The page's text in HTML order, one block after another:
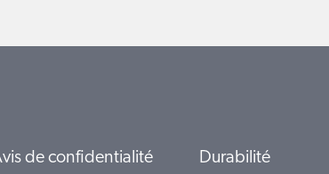
de confidentialité Durabilité